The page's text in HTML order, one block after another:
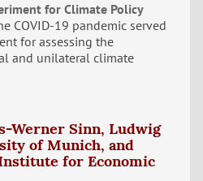
for Climate Policy
COVID-19 pandemic served
for assessing the
and unilateral climate
Werner Sinn, Ludwig
of Munich, and
for Economic